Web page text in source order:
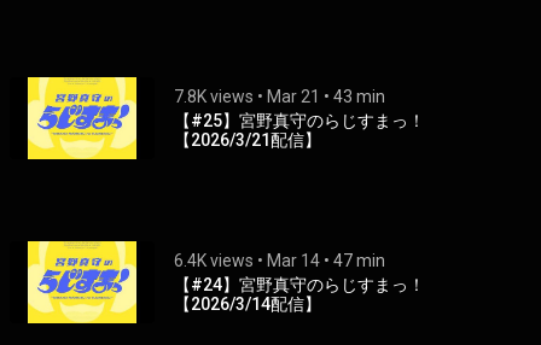
7.8K views • Mar 21 • 43 min
【#25】宮野真守のらじすまっ！
【2026/3/21配信】
6.4K views • Mar 14 • 47 min
【#24】宮野真守のらじすまっ！
【2026/3/14配信】